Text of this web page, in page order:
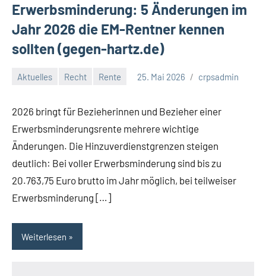
Erwerbsminderung: 5 Änderungen im
Jahr 2026 die EM-Rentner kennen
sollten (gegen-hartz.de)
Aktuelles Recht Rente 25. Mai 2026 crpsadmin
2026 bringt für Bezieherinnen und Bezieher einer
Erwerbsminderungsrente mehrere wichtige
Änderungen. Die Hinzuverdienstgrenzen steigen
deutlich: Bei voller Erwerbsminderung sind bis zu
20.763,75 Euro brutto im Jahr möglich, bei teilweiser
Erwerbsminderung […]
Weiterlesen